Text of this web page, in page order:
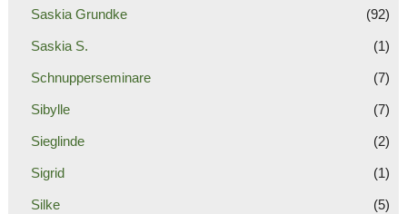
Saskia Grundke (92)
Saskia S. (1)
Schnupperseminare (7)
Sibylle (7)
Sieglinde (2)
Sigrid (1)
Silke (5)